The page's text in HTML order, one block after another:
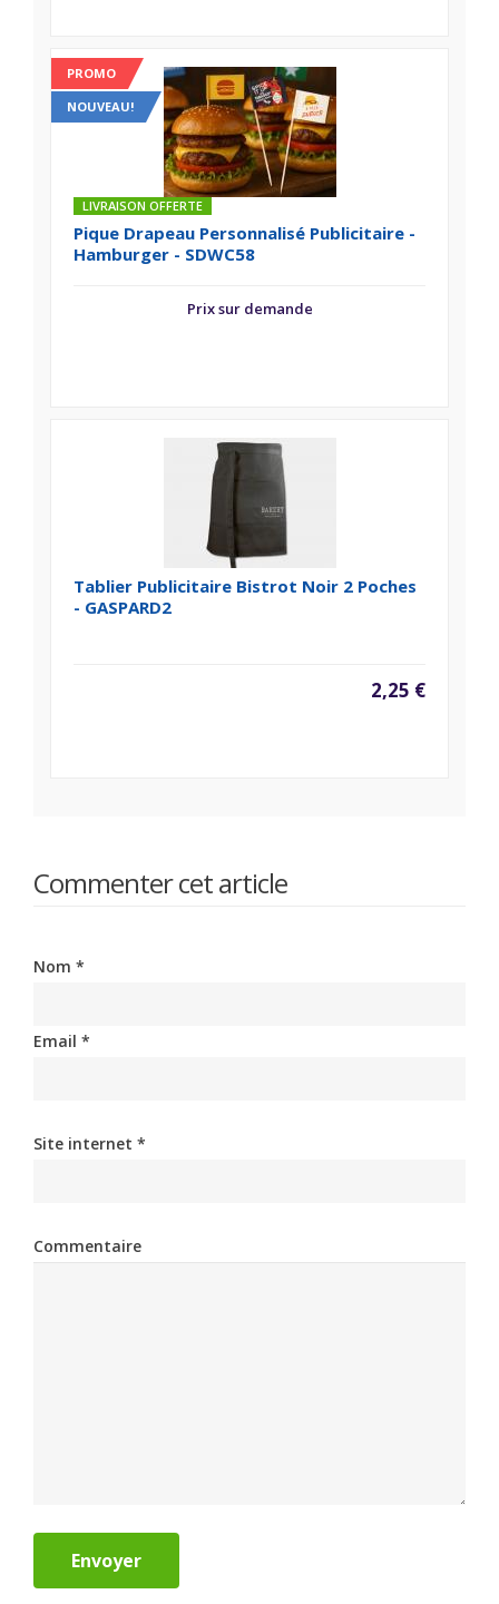
PROMO
NOUVEAU!
LIVRAISON OFFERTE
Pique Drapeau Personnalisé Publicitaire -
Hamburger - SDWC58
Prix sur demande
Tablier Publicitaire Bistrot Noir 2 Poches
- GASPARD2
2,25 €
Commenter cet article
Nom *
Email *
Site internet *
Commentaire
Envoyer